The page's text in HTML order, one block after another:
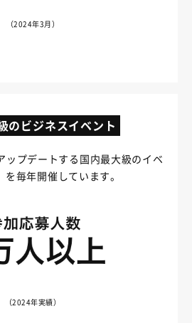
（2024年3月）
のビジネスイベント
ップデートする国内最大級のイベ
毎年開催しています。
（2024年実績）